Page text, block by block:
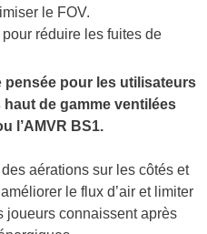
le FOV.
pour réduire les fuites de
pensée pour les utilisateurs
de gamme ventilées
l’AMVR BS1.
aérations sur les côtés et
le flux d’air et limiter
joueurs connaissent après